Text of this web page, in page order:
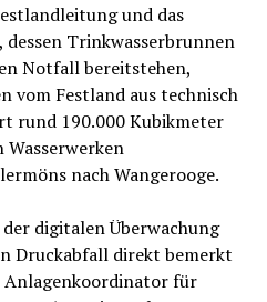
und das
dessen Trinkwasserbrunnen
Notfall bereitstehen,
vom Festland aus technisch
rund 190.000 Kubikmeter
Wasserwerken
nach Wangerooge.
digitalen Überwachung
Druckabfall direkt bemerkt
Anlagenkoordinator für